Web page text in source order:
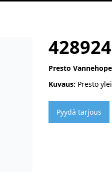
428924
Presto
Kuvaus: Presto
Pyydä tarjous